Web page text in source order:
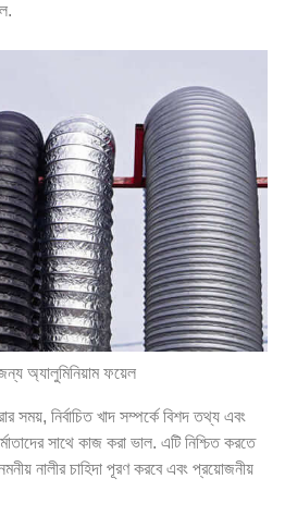
অ্যালুমিনিয়াম ফয়েল
সময়, নির্বাচিত খাদ সম্পর্কে বিশদ তথ্য এবং
সাথে কাজ করা ভাল. এটি নিশ্চিত করতে
নালীর চাহিদা পূরণ করবে এবং প্রয়োজনীয়